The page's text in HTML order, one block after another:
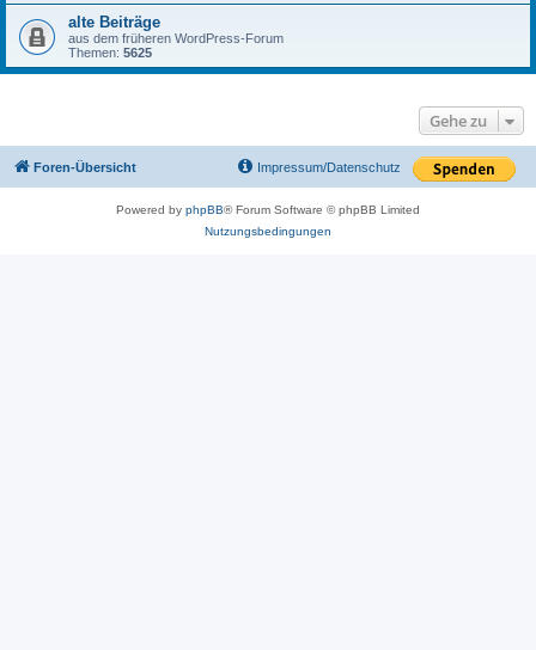
alte Beiträge
aus dem früheren WordPress-Forum
Themen: 5625
Gehe zu
Foren-Übersicht Impressum/Datenschutz
Powered by phpBB® Forum Software © phpBB Limited
Nutzungsbedingungen